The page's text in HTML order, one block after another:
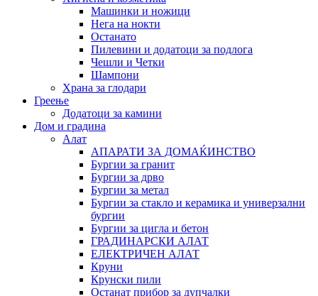
Машинки и ножици
Нега на нокти
Останато
Пилевини и додатоци за подлога
Чешли и Четки
Шампони
Храна за глодари
Греење
Додатоци за камини
Дом и градина
Алат
АПАРАТИ ЗА ДОМАЌИНСТВО
Бургии за гранит
Бургии за дрво
Бургии за метал
Бургии за стакло и керамика и универзални
бургии
Бургии за цигла и бетон
ГРАДИНАРСКИ АЛАТ
ЕЛЕКТРИЧЕН АЛАТ
Круни
Крунски пили
Останат прибор за дупчалки